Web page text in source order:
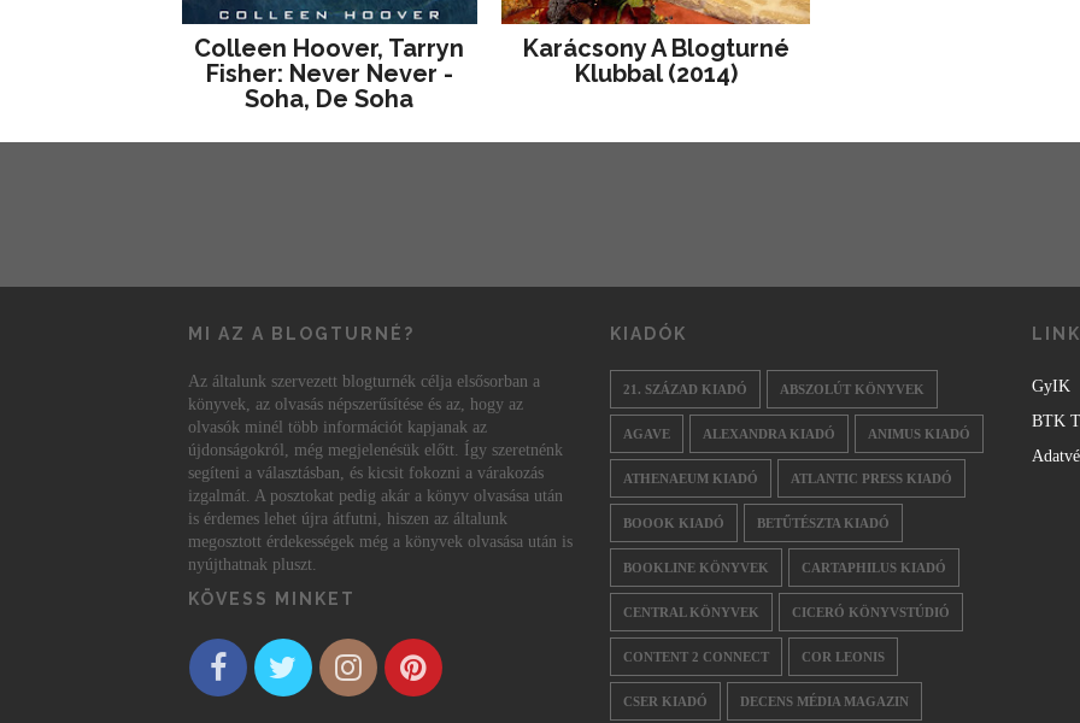
Colleen Hoover, Tarryn
Fisher: Never Never -
Soha, De Soha
Karácsony A Blogturné
Klubbal (2014)
MI AZ A BLOGTURNÉ?
Az általunk szervezett blogturnék célja elsősorban a
könyvek, az olvasás népszerűsítése és az, hogy az
olvasók minél több információt kapjanak az
újdonságokról, még megjelenésük előtt. Így szeretnénk
segíteni a választásban, és kicsit fokozni a várakozás
izgalmát. A posztokat pedig akár a könyv olvasása után
is érdemes lehet újra átfutni, hiszen az általunk
megosztott érdekességek még a könyvek olvasása után is
nyújthatnak pluszt.
KÖVESS MINKET
KIADÓK
21. SZÁZAD KIADÓ ABSZOLÚT KÖNYVEK
AGAVE ALEXANDRA KIADÓ ANIMUS KIADÓ
ATHENAEUM KIADÓ ATLANTIC PRESS KIADÓ
BOOOK KIADÓ BETŰTÉSZTA KIADÓ
BOOKLINE KÖNYVEK CARTAPHILUS KIADÓ
CENTRAL KÖNYVEK CICERÓ KÖNYVSTÚDIÓ
CONTENT 2 CONNECT COR LEONIS
CSER KIADÓ DECENS MÉDIA MAGAZIN
GyIK
BTK